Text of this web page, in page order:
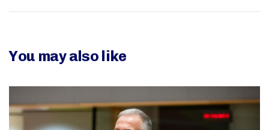
You may also like